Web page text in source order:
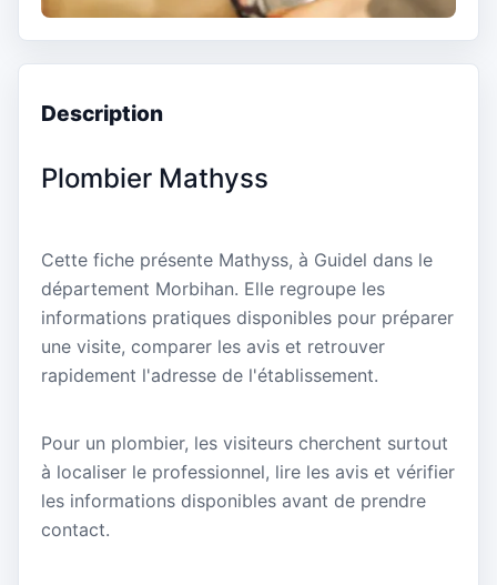
Description
Plombier Mathyss
Cette fiche présente Mathyss, à Guidel dans le
département Morbihan. Elle regroupe les
informations pratiques disponibles pour préparer
une visite, comparer les avis et retrouver
rapidement l'adresse de l'établissement.
Pour un plombier, les visiteurs cherchent surtout
à localiser le professionnel, lire les avis et vérifier
les informations disponibles avant de prendre
contact.